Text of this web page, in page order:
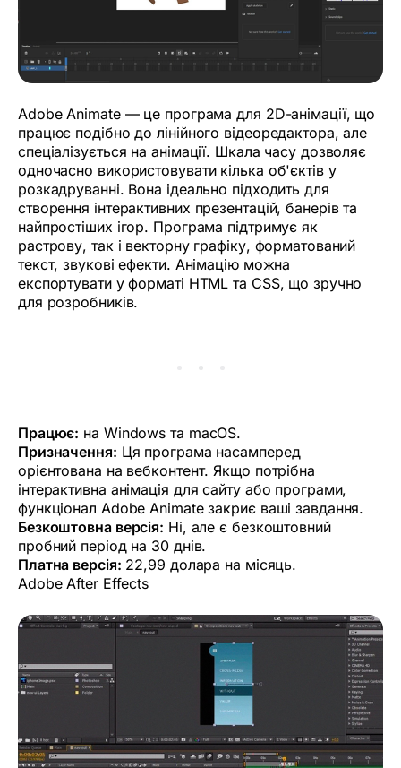
Adobe Animate — це програма для 2D-анімації, що
працює подібно до лінійного відеоредактора, але
спеціалізується на анімації. Шкала часу дозволяє
одночасно використовувати кілька об'єктів у
розкадруванні. Вона ідеально підходить для
створення інтерактивних презентацій, банерів та
найпростіших ігор. Програма підтримує як
растрову, так і векторну графіку, форматований
текст, звукові ефекти. Анімацію можна
експортувати у форматі HTML та CSS, що зручно
для розробників.
Працює: на Windows та macOS.
Призначення: Ця програма насамперед
орієнтована на вебконтент. Якщо потрібна
інтерактивна анімація для сайту або програми,
функціонал Adobe Animate закриє ваші завдання.
Безкоштовна версія: Ні, але є безкоштовний
пробний період на 30 днів.
Платна версія: 22,99 долара на місяць.
Adobe After Effects